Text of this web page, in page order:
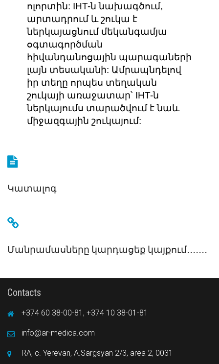
ոլորտին: IHT-ն նախագծում,
արտադրում և շուկա է
ներկայացնում մեկանգամյա
օգտագործման
հիվանդանոցային պարագաների
լայն տեսականի: Ամրապնդելով
իր տեղը որպես տեղական
շուկայի առաջատար՝ IHT-ն
ներկայումս տարածվում է նաև
միջազգային շուկայում:
Կատալոգ
Մանրամասները կարդացեք կայքում․․․․․․․
Contacts
+374 60 38-00-81, +374 10 38-01-81
info@ar-medica.com
RA, c. Yerevan, A.Sargsyan 2/3, area 2, 0031